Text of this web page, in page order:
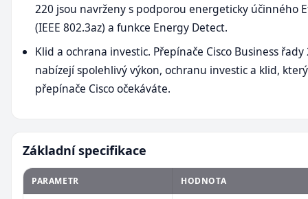
220 jsou navrženy s podporou energeticky účinného
(IEEE 802.3az) a funkce Energy Detect.
Klid a ochrana investic. Přepínače Cisco Business řady
nabízejí spolehlivý výkon, ochranu investic a klid,
přepínače Cisco očekáváte.
Základní specifikace
PARAMETR HODNOTA